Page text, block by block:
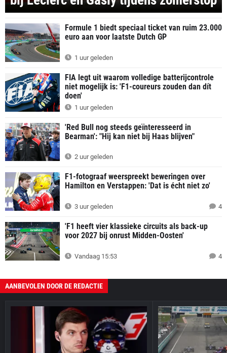
Formule 1 biedt speciaal ticket van ruim 23.000
euro aan voor laatste Dutch GP
1 uur geleden
FIA legt uit waarom volledige batterijcontrole
niet mogelijk is: 'F1-coureurs zouden dan dít
doen'
1 uur geleden
'Red Bull nog steeds geïnteresseerd in
Bearman': "Hij kan niet bij Haas blijven"
2 uur geleden
F1-fotograaf weerspreekt beweringen over
Hamilton en Verstappen: 'Dat is écht niet zo'
3 uur geleden 4
'F1 heeft vier klassieke circuits als back-up
voor 2027 bij onrust Midden-Oosten'
Vandaag 15:53 4
AANBEVOLEN DOOR DE REDACTIE